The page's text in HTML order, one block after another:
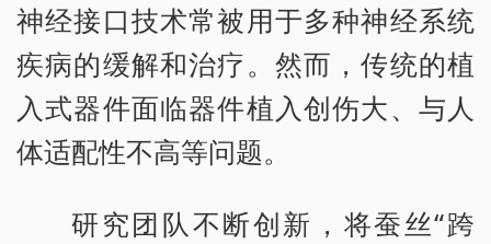
神经接口技术常被用于多种神经系统
疾病的缓解和治疗。然而，传统的植
入式器件面临器件植入创伤大、与人
体适配性不高等问题。
研究团队不断创新，将蚕丝“跨